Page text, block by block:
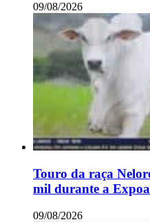
09/08/2026
Touro da raça
mil durante a
09/08/2026